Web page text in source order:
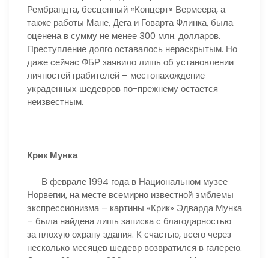
Рембрандта, бесценный «Концерт» Вермеера, а
также работы Мане, Дега и Говарта Флинка, была
оценена в сумму не менее 300 млн. долларов.
Преступление долго оставалось нераскрытым. Но
даже сейчас ФБР заявило лишь об установлении
личностей грабителей – местонахождение
украденных шедевров по-прежнему остается
неизвестным.
Крик Мунка
В феврале 1994 года в Национальном музее
Норвегии, на месте всемирно известной эмблемы
экспрессионизма – картины «Крик» Эдварда Мунка
– была найдена лишь записка с благодарностью
за плохую охрану здания. К счастью, всего через
несколько месяцев шедевр возвратился в галерею.